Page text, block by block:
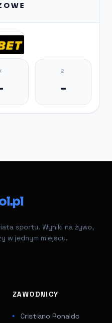
2
-
sportu. Wyniki na żywo,
w jednym miejscu.
ZAWODNICY
Cristiano Ronaldo